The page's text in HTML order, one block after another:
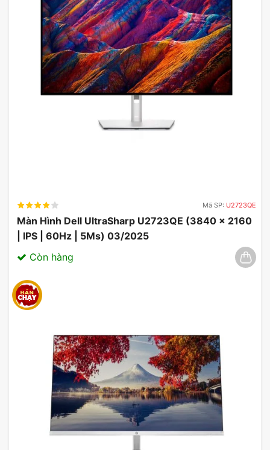
Kết nối linh hoạt
Với cổng kết nối DisplayPort và HDMI, người
dùng có thể dễ dàng kết nối màn hình ASUS
ROG Strix XG32VQ với các thiết bị khác như
máy tính, console game, hoặc thiết bị đa
phương tiện khác một cách thuận tiện.
Giá Cả Màn Hình ASUS ROG
Strix XG32VQ
Màn hình ASUS ROG Strix XG32VQcó mức
giá phù hợp với chất lượng và tính năng mà
nó mang lại. Sản phẩm này hiện có sẵn trên
thị trường, giúp người dùng dễ dàng sở hữu
để trải nghiệm những tính năng tuyệt vời mà
nó mang lại.
Mã SP: U2723QE
Màn Hình Dell UltraSharp U2723QE (3840 x 2160
| IPS | 60Hz | 5Ms) 03/2025
Còn hàng